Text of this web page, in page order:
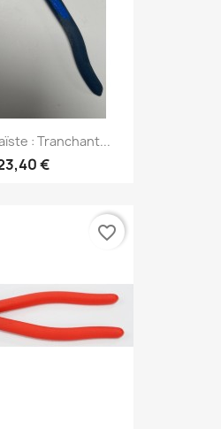
: Tranchant...
€
favorite_border